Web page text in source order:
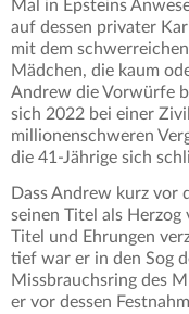
Mal in Epsteins
auf dessen privater
mit dem
Mädchen, die kaum
Andrew die Vorwürfe
sich 2022 bei einer
millionenschweren
die 41-Jährige sich
Dass Andrew kurz vor
seinen Titel als
Titel und Ehrungen
tief war er in den Sog
Missbrauchsring des
er vor dessen